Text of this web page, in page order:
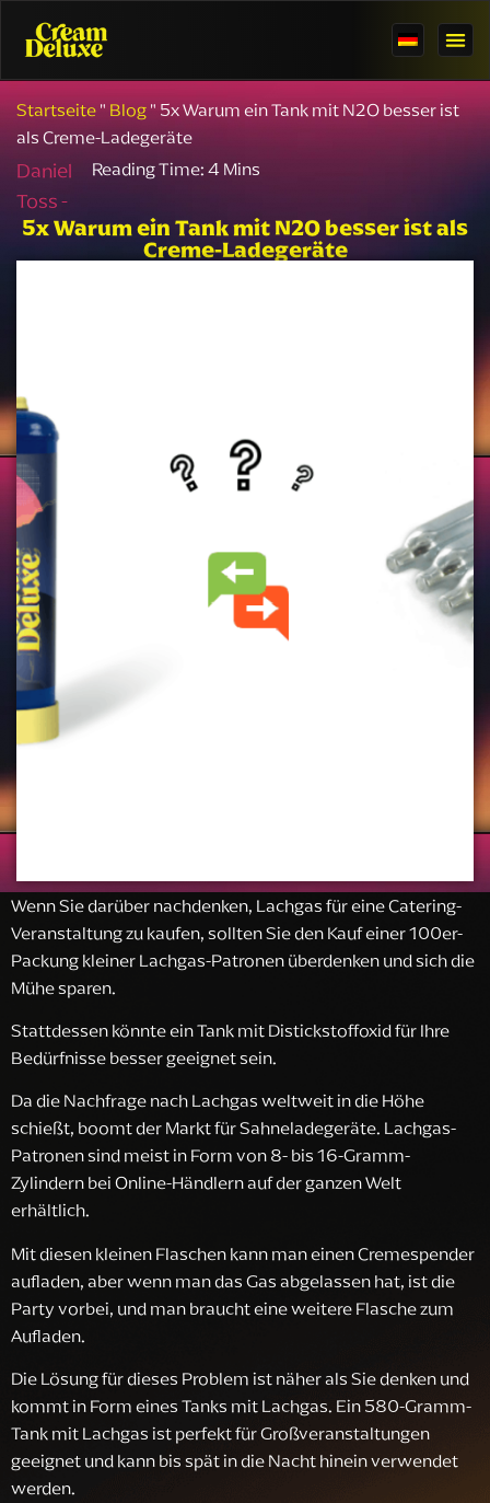
Startseite"Blog"5x Warum ein Tank mit N2O besser ist
als Creme-Ladegeräte
Daniel
Toss -
5x Warum ein Tank mit N2O besser ist als
Creme-Ladegeräte
Wenn Sie darüber nachdenken, Lachgas für eine Catering-
Veranstaltung zu kaufen, sollten Sie den Kauf einer 100er-
Packung kleiner Lachgas-Patronen überdenken und sich die
Mühe sparen.
Stattdessen könnte ein Tank mit Distickstoffoxid für Ihre
Bedürfnisse besser geeignet sein.
Da die Nachfrage nach Lachgas weltweit in die Höhe
schießt, boomt der Markt für Sahneladegeräte. Lachgas-
Patronen sind meist in Form von 8- bis 16-Gramm-
Zylindern bei Online-Händlern auf der ganzen Welt
erhältlich.
Mit diesen kleinen Flaschen kann man einen Cremespender
aufladen, aber wenn man das Gas abgelassen hat, ist die
Party vorbei, und man braucht eine weitere Flasche zum
Aufladen.
Die Lösung für dieses Problem ist näher als Sie denken und
kommt in Form eines Tanks mit Lachgas. Ein 580-Gramm-
Tank mit Lachgas ist perfekt für Großveranstaltungen
geeignet und kann bis spät in die Nacht hinein verwendet
werden.